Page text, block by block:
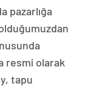
pazarlığa
resmi olarak
tapu